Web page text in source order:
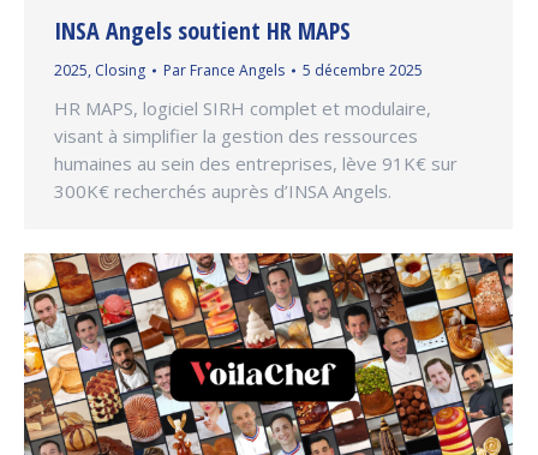
INSA Angels soutient HR MAPS
2025, Closing Par France Angels 5 décembre 2025
HR MAPS, logiciel SIRH complet et modulaire,
visant à simplifier la gestion des ressources
humaines au sein des entreprises, lève 91K€ sur
300K€ recherchés auprès d’INSA Angels.